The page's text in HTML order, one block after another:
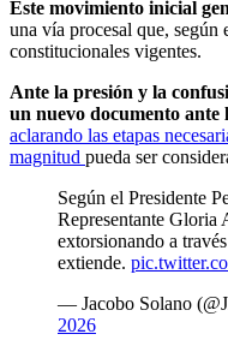
Este movimiento inicial
una vía procesal que, según
constitucionales vigentes.
Ante la presión y la
un nuevo documento ante
aclarando las etapas
magnitud pueda ser
Según el Presidente
Representante Gloria
extorsionando a
extiende.
— Jacobo Solano
2026